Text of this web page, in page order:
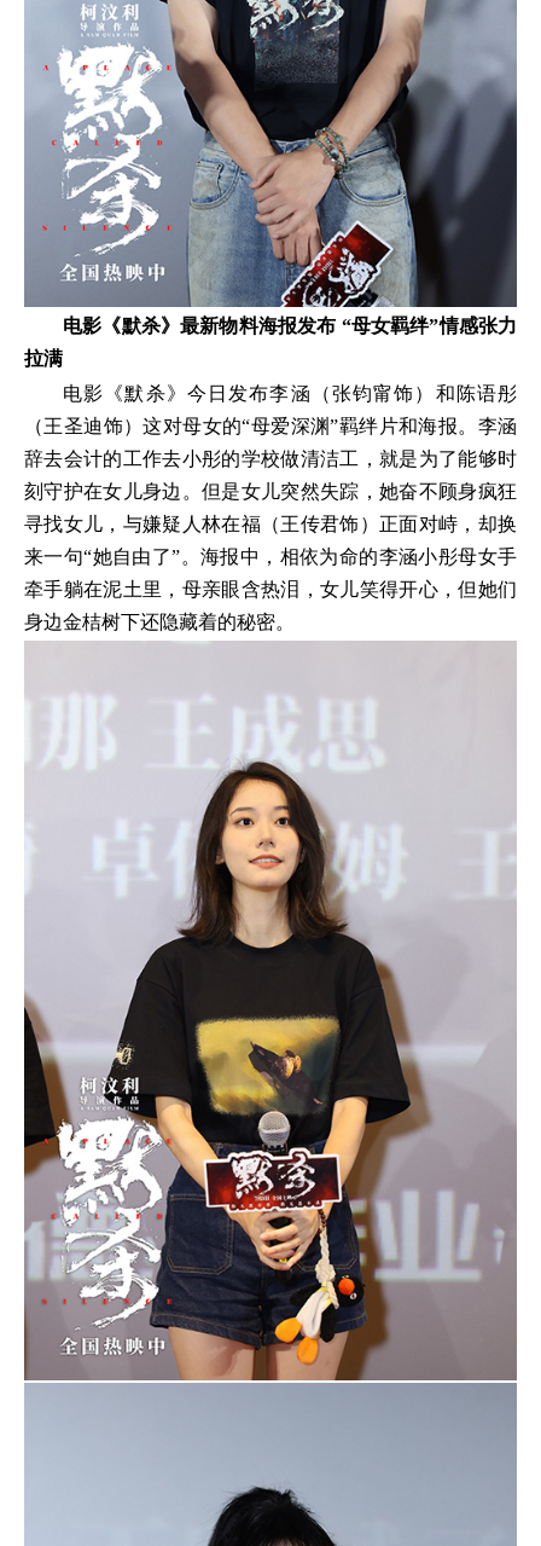
电影《默杀》最新物料海报发布 “母女羁绊”情感张力
拉满
电影《默杀》今日发布李涵（张钧甯饰）和陈语彤
（王圣迪饰）这对母女的“母爱深渊”羁绊片和海报。李涵
辞去会计的工作去小彤的学校做清洁工，就是为了能够时
刻守护在女儿身边。但是女儿突然失踪，她奋不顾身疯狂
寻找女儿，与嫌疑人林在福（王传君饰）正面对峙，却换
来一句“她自由了”。海报中，相依为命的李涵小彤母女手
牵手躺在泥土里，母亲眼含热泪，女儿笑得开心，但她们
身边金桔树下还隐藏着的秘密。